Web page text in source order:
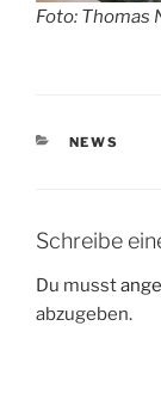
Foto: Thomas
NEWS
Schreibe
Du musst
abzugeben.